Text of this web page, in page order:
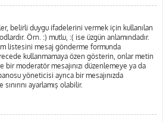
belirli duygu ifadelerini vermek için kullanılan
Örn. :) mutlu, :( ise üzgün anlamındadır.
listesini mesaj gönderme formunda
kullanmamaya özen gösterin, onlar metin
moderatör mesajınızı düzenlemeye ya da
yöneticisi ayrıca bir mesajınızda
ayarlamış olabilir.